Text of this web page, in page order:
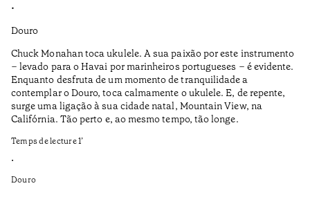
•
Douro
Chuck Monahan toca ukulele. A sua paixão por este instrumento
– levado para o Havai por marinheiros portugueses – é evidente.
Enquanto desfruta de um momento de tranquilidade a
contemplar o Douro, toca calmamente o ukulele. E, de repente,
surge uma ligação à sua cidade natal, Mountain View, na
Califórnia. Tão perto e, ao mesmo tempo, tão longe.
Temps de lecture1’
•
Douro